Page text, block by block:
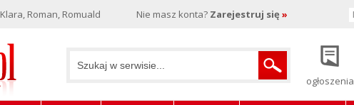
Klara, Roman, Romuald Nie masz konta? Zarejestruj się »
ogłoszenia